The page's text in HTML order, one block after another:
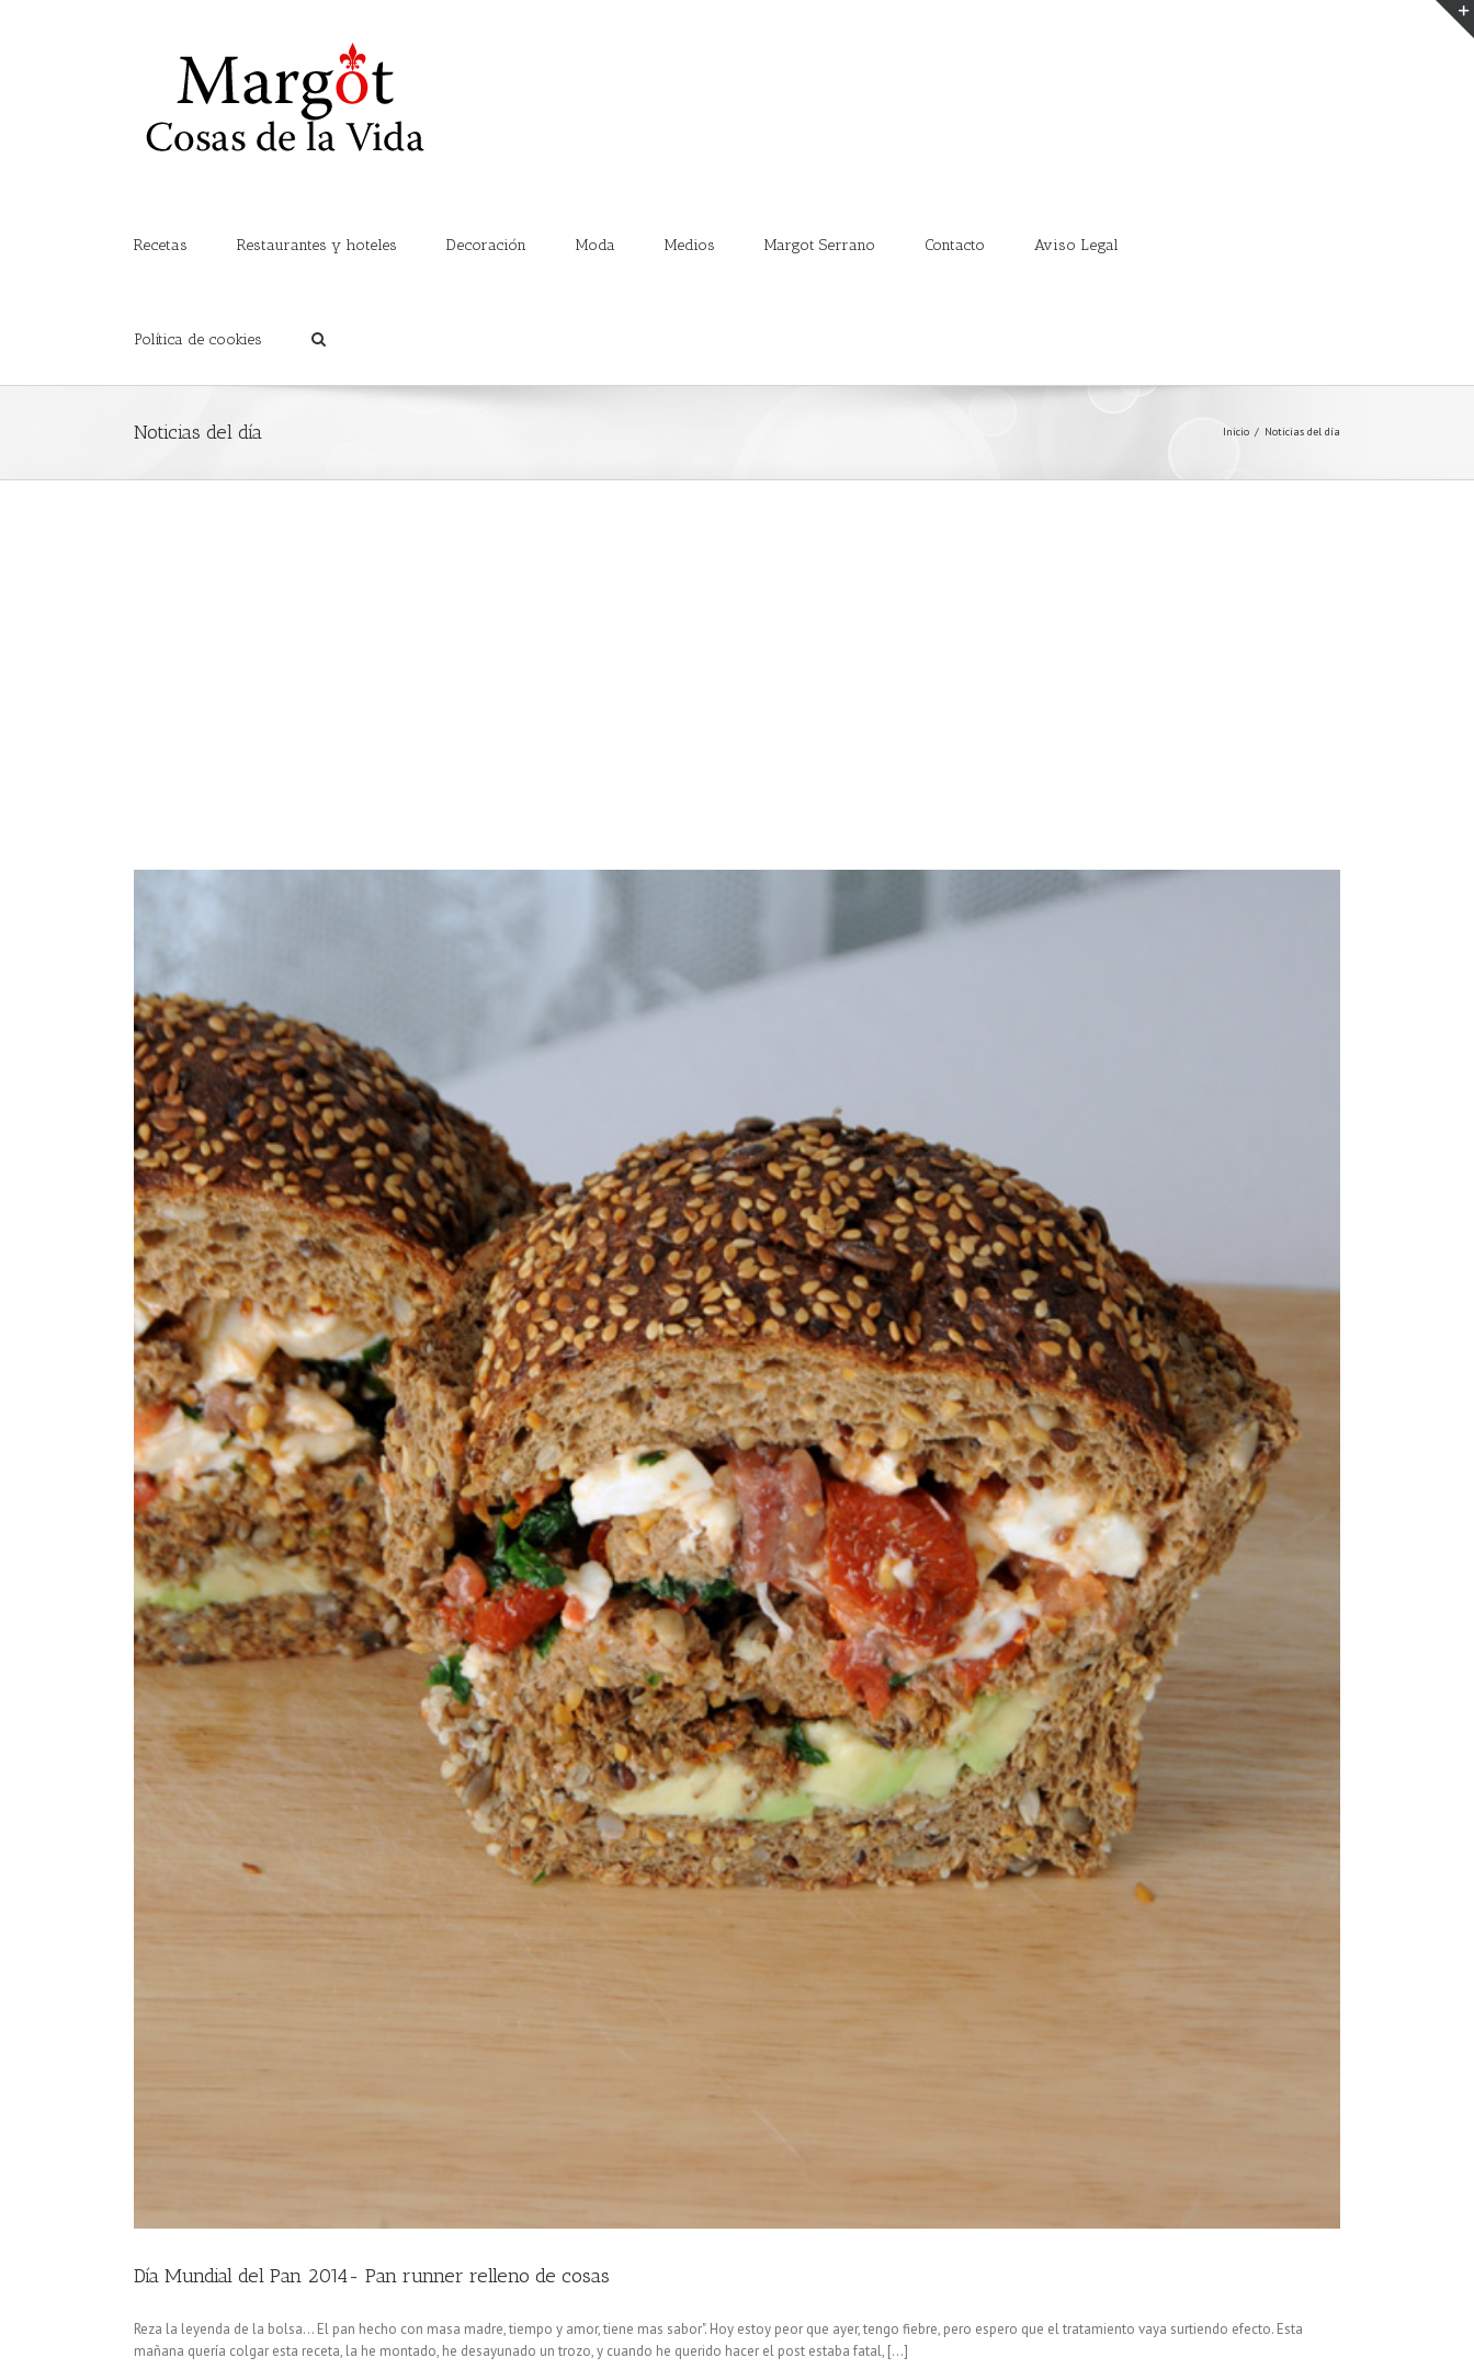
Recetas Restaurantes y hoteles Decoración Moda Medios Margot Serrano Contacto Aviso Legal
Política de cookies
Noticias del día Inicio / Noticias del día
Día Mundial del Pan 2014- Pan runner relleno de cosas
Reza la leyenda de la bolsa... El pan hecho con masa madre, tiempo y amor, tiene mas sabor". Hoy estoy peor que ayer, tengo fiebre, pero espero que el tratamiento vaya surtiendo efecto. Esta
mañana quería colgar esta receta, la he montado, he desayunado un trozo, y cuando he querido hacer el post estaba fatal, [...]